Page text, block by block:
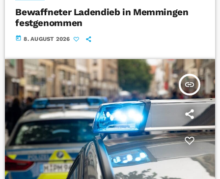
Bewaffneter Ladendieb in Memmingen
festgenommen
today 8. AUGUST 2026
insert_link